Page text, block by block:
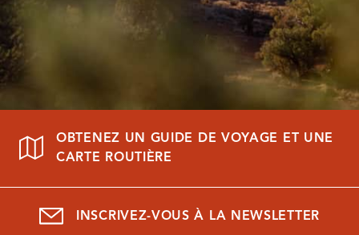
OBTENEZ UN GUIDE DE VOYAGE ET UNE
CARTE ROUTIÈRE
INSCRIVEZ-VOUS À LA NEWSLETTER